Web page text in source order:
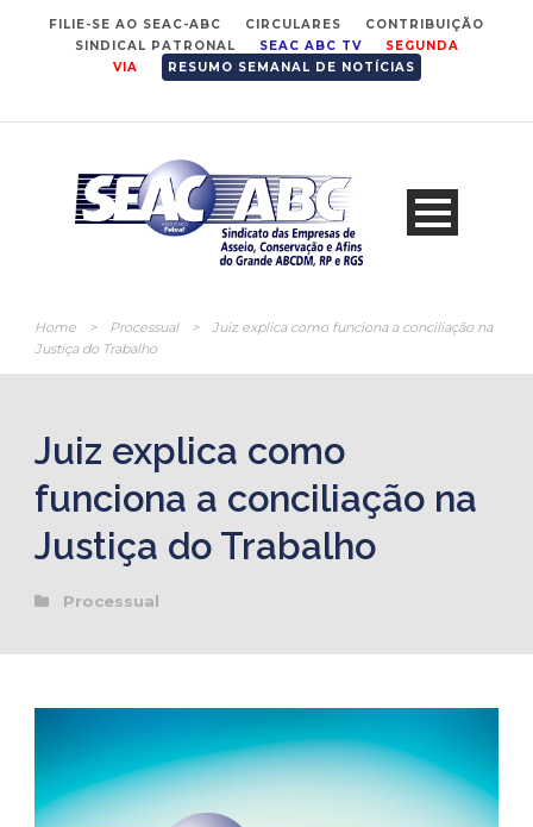
FILIE-SE AO SEAC-ABC CIRCULARES
CONTRIBUIÇÃO
SINDICAL PATRONAL
SEAC ABC TV
SEGUNDA
VIA
RESUMO SEMANAL DE NOTÍCIAS
Home > Processual >
Juiz explica como funciona a conciliação na
Justiça do Trabalho
Juiz explica como
funciona a conciliação na
Justiça do Trabalho
Processual